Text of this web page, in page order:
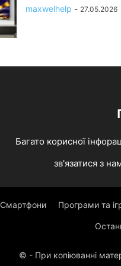
maxwelhelp - 27.05.2026
Багато корисної
зв'язатися з
Смартфони Програми та
© - При копіюванні